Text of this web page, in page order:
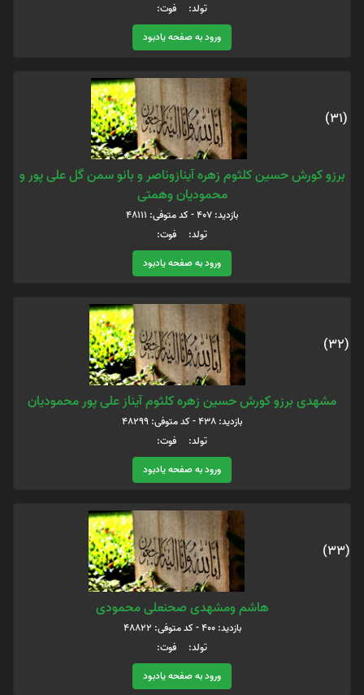
تولد: فوت:
ورود به صفحه یادبود
(31)
برزو کورش حسین کلثوم زهره آینازوناصر و بانو سمن گل علی پور و
محمودیان وهمتی
بازدید: 407 - کد متوفی: 48111
تولد: فوت:
ورود به صفحه یادبود
(32)
مشهدی برزو کورش حسین زهره کلثوم آیناز علی پور محمودیان
بازدید: 438 - کد متوفی: 48299
تولد: فوت:
ورود به صفحه یادبود
(33)
هاشم ومشهدی صحنعلی محمودی
بازدید: 400 - کد متوفی: 48822
تولد: فوت:
ورود به صفحه یادبود